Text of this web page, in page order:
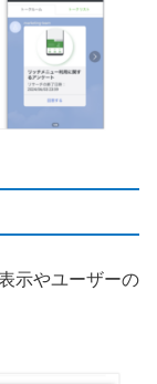
示やユーザーの